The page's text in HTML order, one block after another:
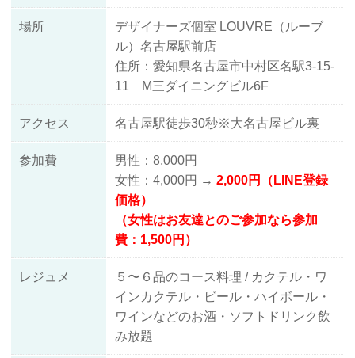
場所
デザイナーズ個室 LOUVRE（ルーブ
ル）名古屋駅前店
住所：愛知県名古屋市中村区名駅3-15-
11 M三ダイニングビル6F
アクセス 名古屋駅徒歩30秒※大名古屋ビル裏
参加費
男性：8,000円
女性：4,000円 →2,000円（LINE登録
価格）
（女性はお友達とのご参加なら参加
費：1,500円）
レジュメ
５〜６品のコース料理 / カクテル・ワ
インカクテル・ビール・ハイボール・
ワインなどのお酒・ソフトドリンク飲
み放題